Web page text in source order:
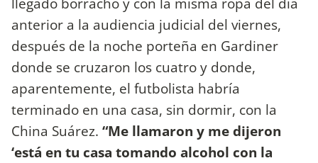
anterior a la audiencia judicial del viernes,
después de la noche porteña en Gardiner
donde se cruzaron los cuatro y donde,
aparentemente, el futbolista habría
terminado en una casa, sin dormir, con la
China Suárez. “Me llamaron y me dijeron
‘está en tu casa tomando alcohol con la